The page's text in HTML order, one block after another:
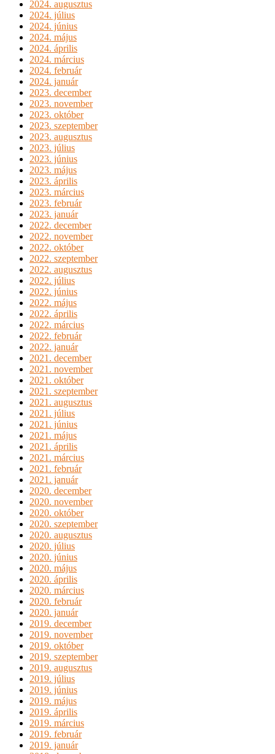
2024. augusztus
2024. július
2024. június
2024. május
2024. április
2024. március
2024. február
2024. január
2023. december
2023. november
2023. október
2023. szeptember
2023. augusztus
2023. július
2023. június
2023. május
2023. április
2023. március
2023. február
2023. január
2022. december
2022. november
2022. október
2022. szeptember
2022. augusztus
2022. július
2022. június
2022. május
2022. április
2022. március
2022. február
2022. január
2021. december
2021. november
2021. október
2021. szeptember
2021. augusztus
2021. július
2021. június
2021. május
2021. április
2021. március
2021. február
2021. január
2020. december
2020. november
2020. október
2020. szeptember
2020. augusztus
2020. július
2020. június
2020. május
2020. április
2020. március
2020. február
2020. január
2019. december
2019. november
2019. október
2019. szeptember
2019. augusztus
2019. július
2019. június
2019. május
2019. április
2019. március
2019. február
2019. január